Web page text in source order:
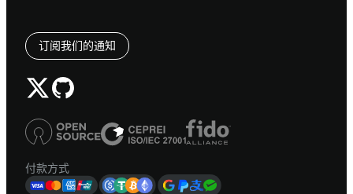
订阅我们的通知
付款方式